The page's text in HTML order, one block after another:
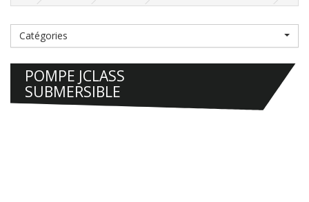
Catégories
POMPE JCLASS
SUBMERSIBLE